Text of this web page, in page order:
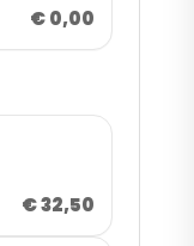
€ 0,00
€ 32,50